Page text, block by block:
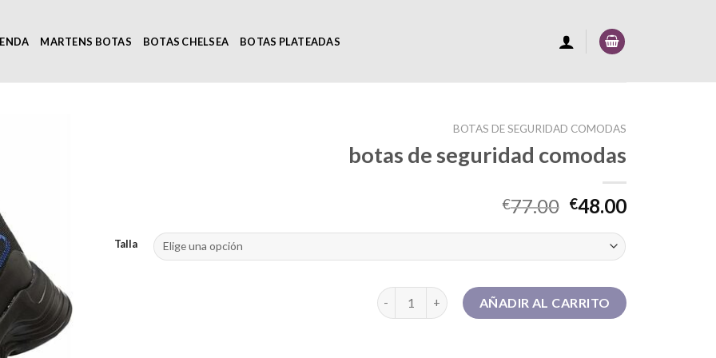
MARTENS BOTAS BOTAS CHELSEA BOTAS PLATEADAS
BOTAS DE SEGURIDAD COMODAS
botas de seguridad comodas
€77.00 €48.00
Talla
botas de seguridad comodas cantidad
AÑADIR AL CARRITO